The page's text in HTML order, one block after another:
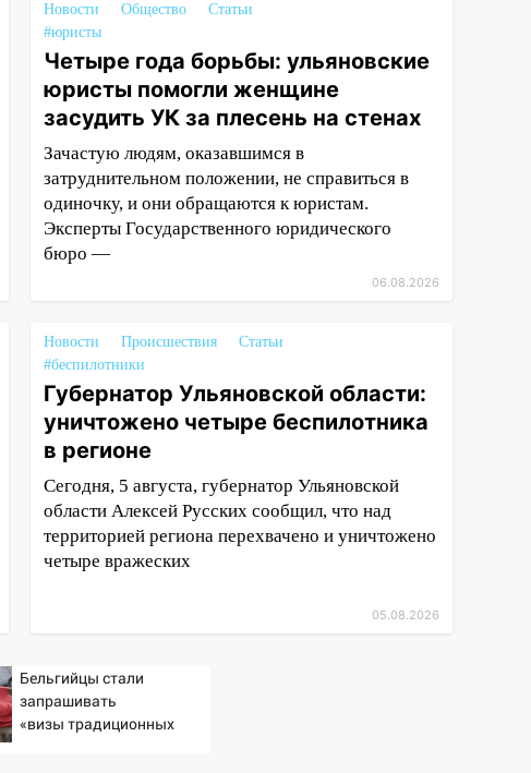
Новости Общество
Статьи
#юристы
Четыре года борьбы: ульяновские
юристы помогли женщине
засудить УК за плесень на стенах
Зачастую людям, оказавшимся в
затруднительном положении, не справиться в
одиночку, и они обращаются к юристам.
Эксперты Государственного юридического
бюро —
06.08.2026
Новости Происшествия
Статьи
#беспилотники
Губернатор Ульяновской области:
уничтожено четыре беспилотника
в регионе
Сегодня, 5 августа, губернатор Ульяновской
области Алексей Русских сообщил, что над
территорией региона перехвачено и уничтожено
четыре вражеских
05.08.2026
Бельгийцы стали
запрашивать
«визы традиционных